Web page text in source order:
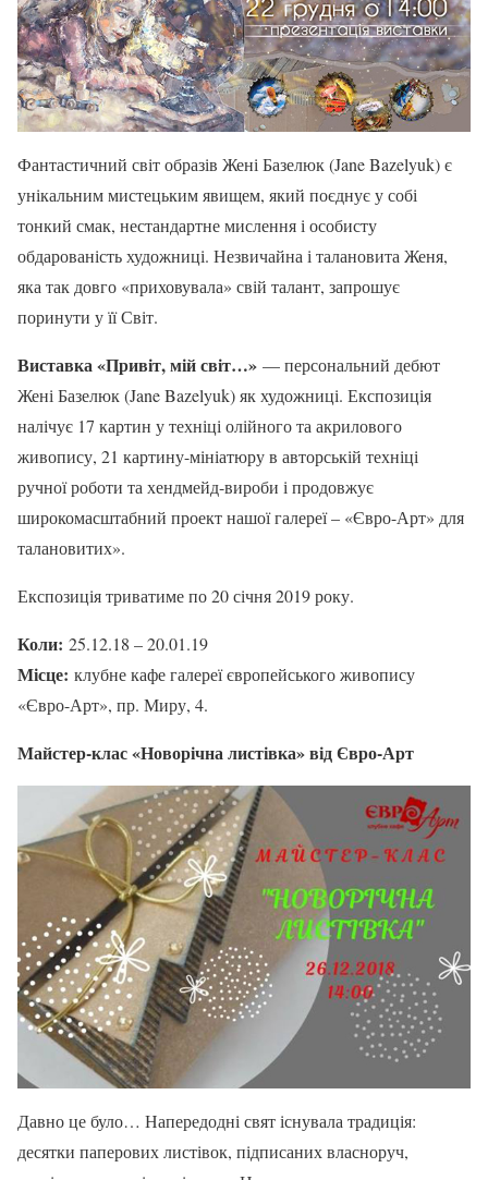
Фантастичний світ образів Жені Базелюк (Jane Bazelyuk) є
унікальним мистецьким явищем, який поєднує у собі
тонкий смак, нестандартне мислення і особисту
обдарованість художниці. Незвичайна і талановита Женя,
яка так довго «приховувала» свій талант, запрошує
поринути у її Світ.
Виставка «Привіт, мій світ…» — персональний дебют
Жені Базелюк (Jane Bazelyuk) як художниці. Експозиція
налічує 17 картин у техніці олійного та акрилового
живопису, 21 картину-мініатюру в авторській техніці
ручної роботи та хендмейд-вироби і продовжує
широкомасштабний проект нашої галереї – «Євро-Арт» для
талановитих».
Експозиція триватиме по 20 січня 2019 року.
Коли: 25.12.18 – 20.01.19
Місце: клубне кафе галереї європейського живопису
«Євро-Арт», пр. Миру, 4.
Майстер-клас «Новорічна листівка» від Євро-Арт
Давно це було… Напередодні свят існувала традиція:
десятки паперових листівок, підписаних власноруч,